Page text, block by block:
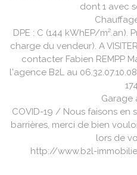
dont 1 avec
DPE : C (144 kWhEP/m².an).
charge du vendeur). A
contacter Fabien REMPP
l'agence B2L au
Garage
COVID-19 / Nous faisons en
barrières, merci de bien
lors de
http://www.b2l-